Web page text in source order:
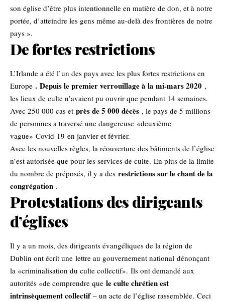
son église d’être plus intentionnelle en matière de don, et à notre
portée, d’atteindre les gens même au-delà des frontières de notre
pays ».
De fortes restrictions
L’Irlande a été l’un des pays avec les plus fortes restrictions en
Europe . Depuis le premier verrouillage à la mi-mars 2020 ,
les lieux de culte n’avaient pu ouvrir que pendant 14 semaines.
Avec 250 000 cas et près de 5 000 décès , le pays de 5 millions
de personnes a traversé une dangereuse «deuxième
vague» Covid-19 en janvier et février.
Avec les nouvelles règles, la réouverture des bâtiments de l’église
n’est autorisée que pour les services de culte. En plus de la limite
du nombre de préposés, il y a des restrictions sur le chant de la
congrégation .
Protestations des dirigeants
d’églises
Il y a un mois, des dirigeants évangéliques de la région de
Dublin ont écrit une lettre au gouvernement national dénonçant
la «criminalisation du culte collectif». Ils ont demandé aux
autorités «de comprendre que le culte chrétien est
intrinsèquement collectif– un acte de l’église rassemblée. Ceci